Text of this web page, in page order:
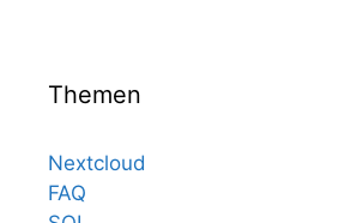
Themen
Nextcloud
FAQ